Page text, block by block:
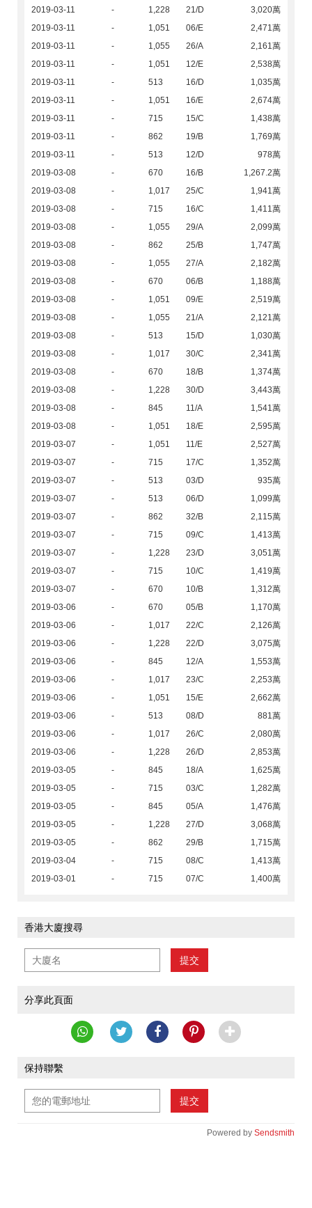
2019-03-11
- 1,228 21/D
3,020萬
2019-03-11
- 1,051 06/E
2,471萬
2019-03-11
- 1,055 26/A
2,161萬
2019-03-11
- 1,051 12/E
2,538萬
2019-03-11
- 513 16/D
1,035萬
2019-03-11
- 1,051 16/E
2,674萬
2019-03-11
- 715 15/C
1,438萬
2019-03-11
- 862 19/B
1,769萬
2019-03-11
- 513 12/D
978萬
2019-03-08
- 670 16/B
1,267.2萬
2019-03-08
- 1,017 25/C
1,941萬
2019-03-08
- 715 16/C
1,411萬
2019-03-08
- 1,055 29/A
2,099萬
2019-03-08
- 862 25/B
1,747萬
2019-03-08
- 1,055 27/A
2,182萬
2019-03-08
- 670 06/B
1,188萬
2019-03-08
- 1,051 09/E
2,519萬
2019-03-08
- 1,055 21/A
2,121萬
2019-03-08
- 513 15/D
1,030萬
2019-03-08
- 1,017 30/C
2,341萬
2019-03-08
- 670 18/B
1,374萬
2019-03-08
- 1,228 30/D
3,443萬
2019-03-08
- 845 11/A
1,541萬
2019-03-08
- 1,051 18/E
2,595萬
2019-03-07
- 1,051 11/E
2,527萬
2019-03-07
- 715 17/C
1,352萬
2019-03-07
- 513 03/D
935萬
2019-03-07
- 513 06/D
1,099萬
2019-03-07
- 862 32/B
2,115萬
2019-03-07
- 715 09/C
1,413萬
2019-03-07
- 1,228 23/D
3,051萬
2019-03-07
- 715 10/C
1,419萬
2019-03-07
- 670 10/B
1,312萬
2019-03-06
- 670 05/B
1,170萬
2019-03-06
- 1,017 22/C
2,126萬
2019-03-06
- 1,228 22/D
3,075萬
2019-03-06
- 845 12/A
1,553萬
2019-03-06
- 1,017 23/C
2,253萬
2019-03-06
- 1,051 15/E
2,662萬
2019-03-06
- 513 08/D
881萬
2019-03-06
- 1,017 26/C
2,080萬
2019-03-06
- 1,228 26/D
2,853萬
2019-03-05
- 845 18/A
1,625萬
2019-03-05
- 715 03/C
1,282萬
2019-03-05
- 845 05/A
1,476萬
2019-03-05
- 1,228 27/D
3,068萬
2019-03-05
- 862 29/B
1,715萬
2019-03-04
- 715 08/C
1,413萬
2019-03-01
- 715 07/C 1,400萬
香港大廈搜尋
提交
分享此頁面
保持聯繫
提交
Powered by Sendsmith